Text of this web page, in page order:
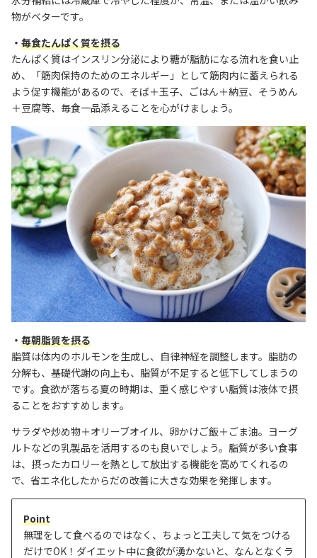
物がベターです。
・ 毎食たんぱく質を摂る
たんぱく質はインスリン分泌により糖が脂肪になる流れを食い止
め、「筋肉保持のためのエネルギー」として筋肉内に蓄えられる
よう促す機能があるので、 そば＋玉子、ごはん＋納豆、そうめん
＋豆腐等、毎食一品添えることを心がけましょう。
・ 毎朝脂質を摂る
脂質は体内のホルモンを生成し、自律神経を調整します。 脂肪の
分解も、基礎代謝の向上も、脂質が不足すると低下してしまうの
です。 食欲が落ちる夏の時期は、重く感じやすい脂質は液体で摂
ることをおすすめします。
サラダや炒め物＋オリーブオイル、卵かけご飯＋ごま油。ヨーグ
ルトなどの乳製品を活用するのも良いでしょう。 脂質が多い食事
は、摂ったカロリーを熱として放出する機能を高めてくれるの
で、 省エネ化したからだの改善に大きな効果を発揮します。
Point
無理をして食べるのではなく、ちょっと工夫して気をつける
だけでOK！ダイエット中に食欲が湧かないと、なんとなくラ